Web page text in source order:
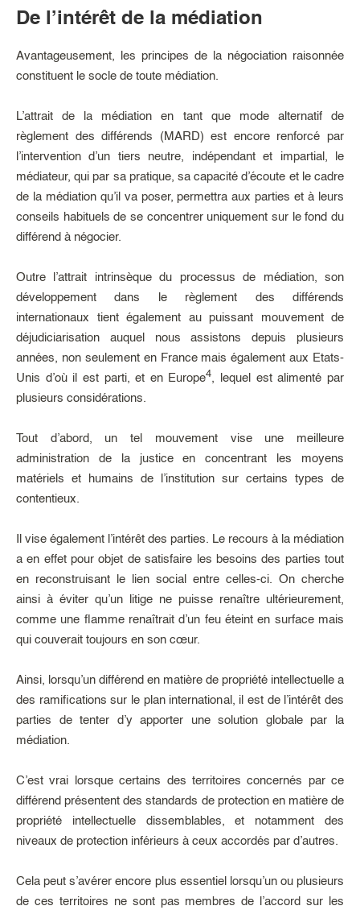
De l’intérêt de la médiation
Avantageusement, les principes de la négociation raisonnée
constituent le socle de toute médiation.
L’attrait de la médiation en tant que mode alternatif de
règlement des différends (MARD) est encore renforcé par
l’intervention d’un tiers neutre, indépendant et impartial, le
médiateur, qui par sa pratique, sa capacité d’écoute et le cadre
de la médiation qu’il va poser, permettra aux parties et à leurs
conseils habituels de se concentrer uniquement sur le fond du
différend à négocier.
Outre l’attrait intrinsèque du processus de médiation, son
développement dans le règlement des différends
internationaux tient également au puissant mouvement de
déjudiciarisation auquel nous assistons depuis plusieurs
années, non seulement en France mais également aux Etats-
Unis d’où il est parti, et en Europe4, lequel est alimenté par
plusieurs considérations.
Tout d’abord, un tel mouvement vise une meilleure
administration de la justice en concentrant les moyens
matériels et humains de l’institution sur certains types de
contentieux.
Il vise également l’intérêt des parties. Le recours à la médiation
a en effet pour objet de satisfaire les besoins des parties tout
en reconstruisant le lien social entre celles-ci. On cherche
ainsi à éviter qu’un litige ne puisse renaître ultérieurement,
comme une flamme renaîtrait d’un feu éteint en surface mais
qui couverait toujours en son cœur.
Ainsi, lorsqu’un différend en matière de propriété intellectuelle a
des ramifications sur le plan international, il est de l’intérêt des
parties de tenter d’y apporter une solution globale par la
médiation.
C’est vrai lorsque certains des territoires concernés par ce
différend présentent des standards de protection en matière de
propriété intellectuelle dissemblables, et notamment des
niveaux de protection inférieurs à ceux accordés par d’autres.
Cela peut s’avérer encore plus essentiel lorsqu’un ou plusieurs
de ces territoires ne sont pas membres de l’accord sur les